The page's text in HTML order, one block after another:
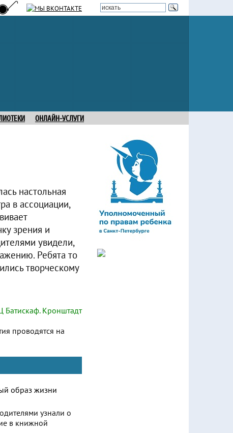
ОНЛАЙН-УСЛУГИ
настольная
в ассоциации,
зрения и
увидели,
Ребята то
творческому
Кронштадт
проводятся на
узнали о
в книжной